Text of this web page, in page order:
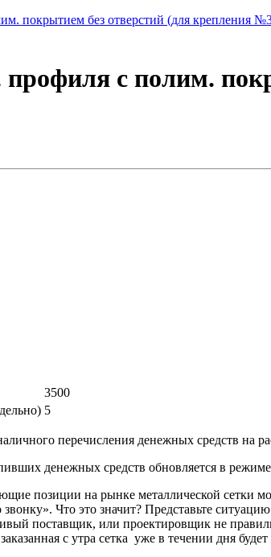
с полим.
3500
5
перечисления денежных средств
денежных средств обновляется в
позиции на рынке металлической сетки
Что это значит? Представьте
поставщик, или проектировщик не
с утра сетка уже в течении дня будет